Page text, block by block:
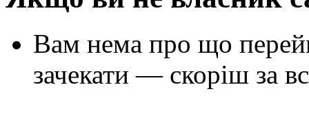
Вам нема про що
зачекати — скоріш за